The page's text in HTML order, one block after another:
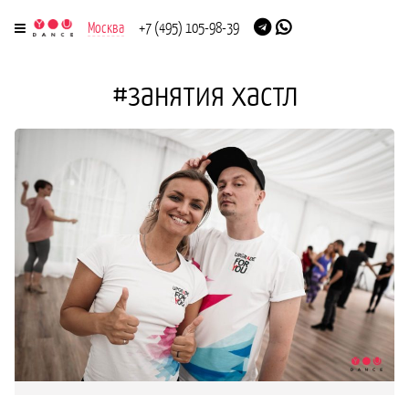
Москва +7 (495) 105-98-39
#занятия хастл